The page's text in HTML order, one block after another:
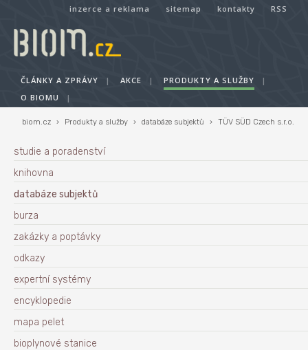
inzerce a reklama sitemap kontakty RSS
ČLÁNKY A ZPRÁVY | AKCE | PRODUKTY A SLUŽBY
|
O BIOMU
|
biom.cz › Produkty a služby › databáze subjektů › TÜV SÜD Czech s.r.o.
studie a poradenství
knihovna
databáze subjektů
burza
zakázky a poptávky
odkazy
expertní systémy
encyklopedie
mapa pelet
bioplynové stanice